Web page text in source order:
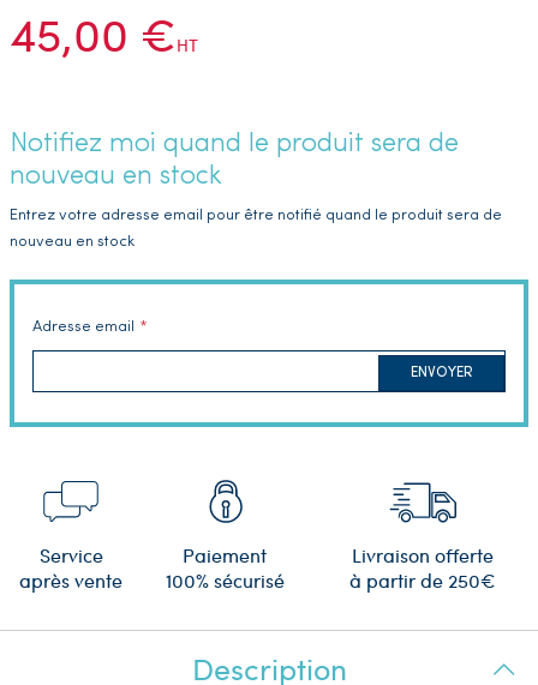
45,00 €HT
Notifiez moi quand le produit sera de
nouveau en stock
Entrez votre adresse email pour être notifié quand le produit sera de
nouveau en stock
Adresse email
ENVOYER
Service
après vente
Paiement
100% sécurisé
Livraison offerte
à partir de 250€
Description